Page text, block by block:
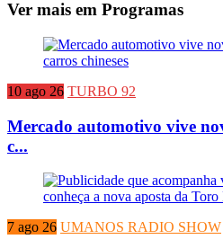
Ver mais em Programas
10 ago 26 TURBO 92
Mercado automotivo vive
c...
7 ago 26 UMANOS RADIO SHOW